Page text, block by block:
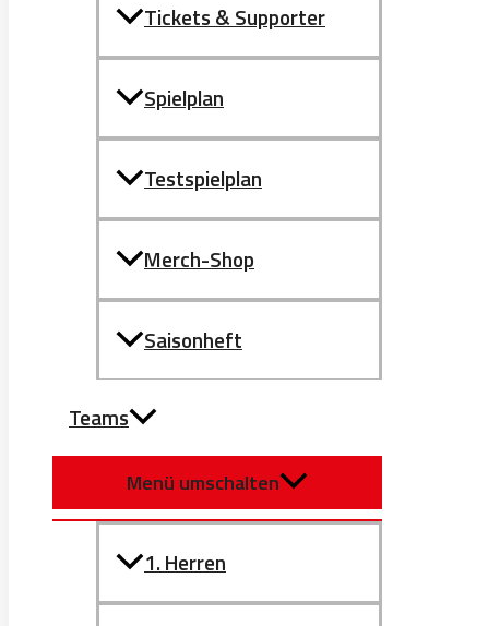
Tickets & Supporter
Spielplan
Testspielplan
Merch-Shop
Saisonheft
Teams
Menü umschalten
1. Herren